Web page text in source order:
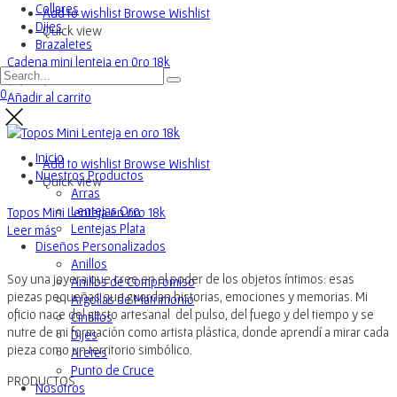
Collares
Dijes
Brazaletes
0
Inicio
Nuestros Productos
Arras
Lentejas Oro
Lentejas Plata
Diseños Personalizados
Anillos
Anillos de Compromiso
Argollas de Matrimonio
Cintillos
Dijes
Aretes
Punto de Cruce
Nosotros
Add to wishlistBrowse Wishlist
Quick view
Cadena mini lenteja en 0ro 18k
$2,400,000
Añadir al carrito
Add to wishlistBrowse Wishlist
Quick view
Topos Mini Lenteja en oro 18k
Leer más
Soy una joyera que cree en el poder de los objetos íntimos: esas
piezas pequeñas que guardan historias, emociones y memorias. Mi
oficio nace del gesto artesanal del pulso, del fuego y del tiempo y se
nutre de mi formación como artista plástica, donde aprendí a mirar cada
pieza como un territorio simbólico.
PRODUCTOS